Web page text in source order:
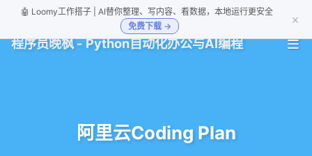
🤖 Loomy工作搭子 | AI替你整理、写内容、看数据，本地运行更安全
免费下载 →
×
程序员晚枫 - Python自动化办公与AI编程
阿里云Coding Plan